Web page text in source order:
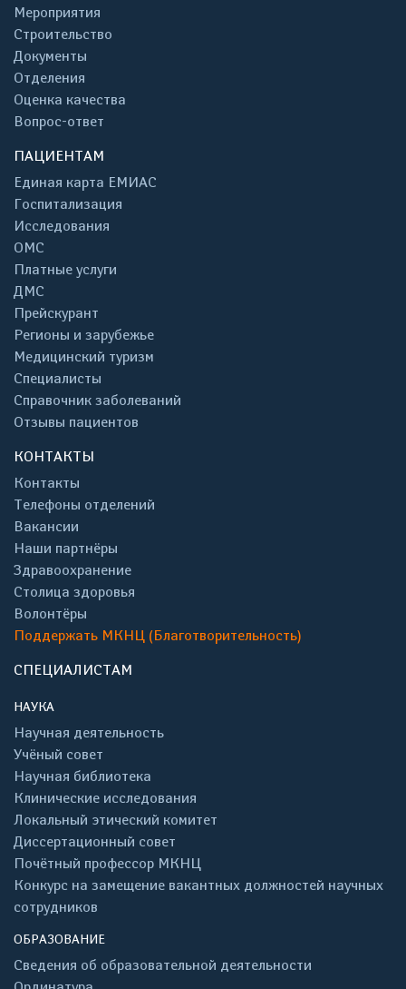
Мероприятия
Строительство
Документы
Отделения
Оценка качества
Вопрос-ответ
ПАЦИЕНТАМ
Единая карта ЕМИАС
Госпитализация
Исследования
ОМС
Платные услуги
ДМС
Прейскурант
Регионы и зарубежье
Медицинский туризм
Специалисты
Справочник заболеваний
Отзывы пациентов
КОНТАКТЫ
Контакты
Телефоны отделений
Вакансии
Наши партнёры
Здравоохранение
Столица здоровья
Волонтёры
Поддержать МКНЦ (Благотворительность)
СПЕЦИАЛИСТАМ
НАУКА
Научная деятельность
Учёный совет
Научная библиотека
Клинические исследования
Локальный этический комитет
Диссертационный совет
Почётный профессор МКНЦ
Конкурс на замещение вакантных должностей научных
сотрудников
ОБРАЗОВАНИЕ
Сведения об образовательной деятельности